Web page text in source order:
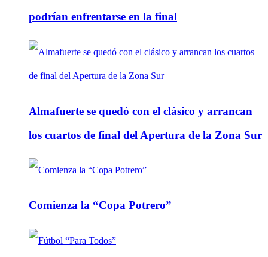
podrían enfrentarse en la final
Almafuerte se quedó con el clásico y arrancan
los cuartos de final del Apertura de la Zona Sur
Comienza la “Copa Potrero”